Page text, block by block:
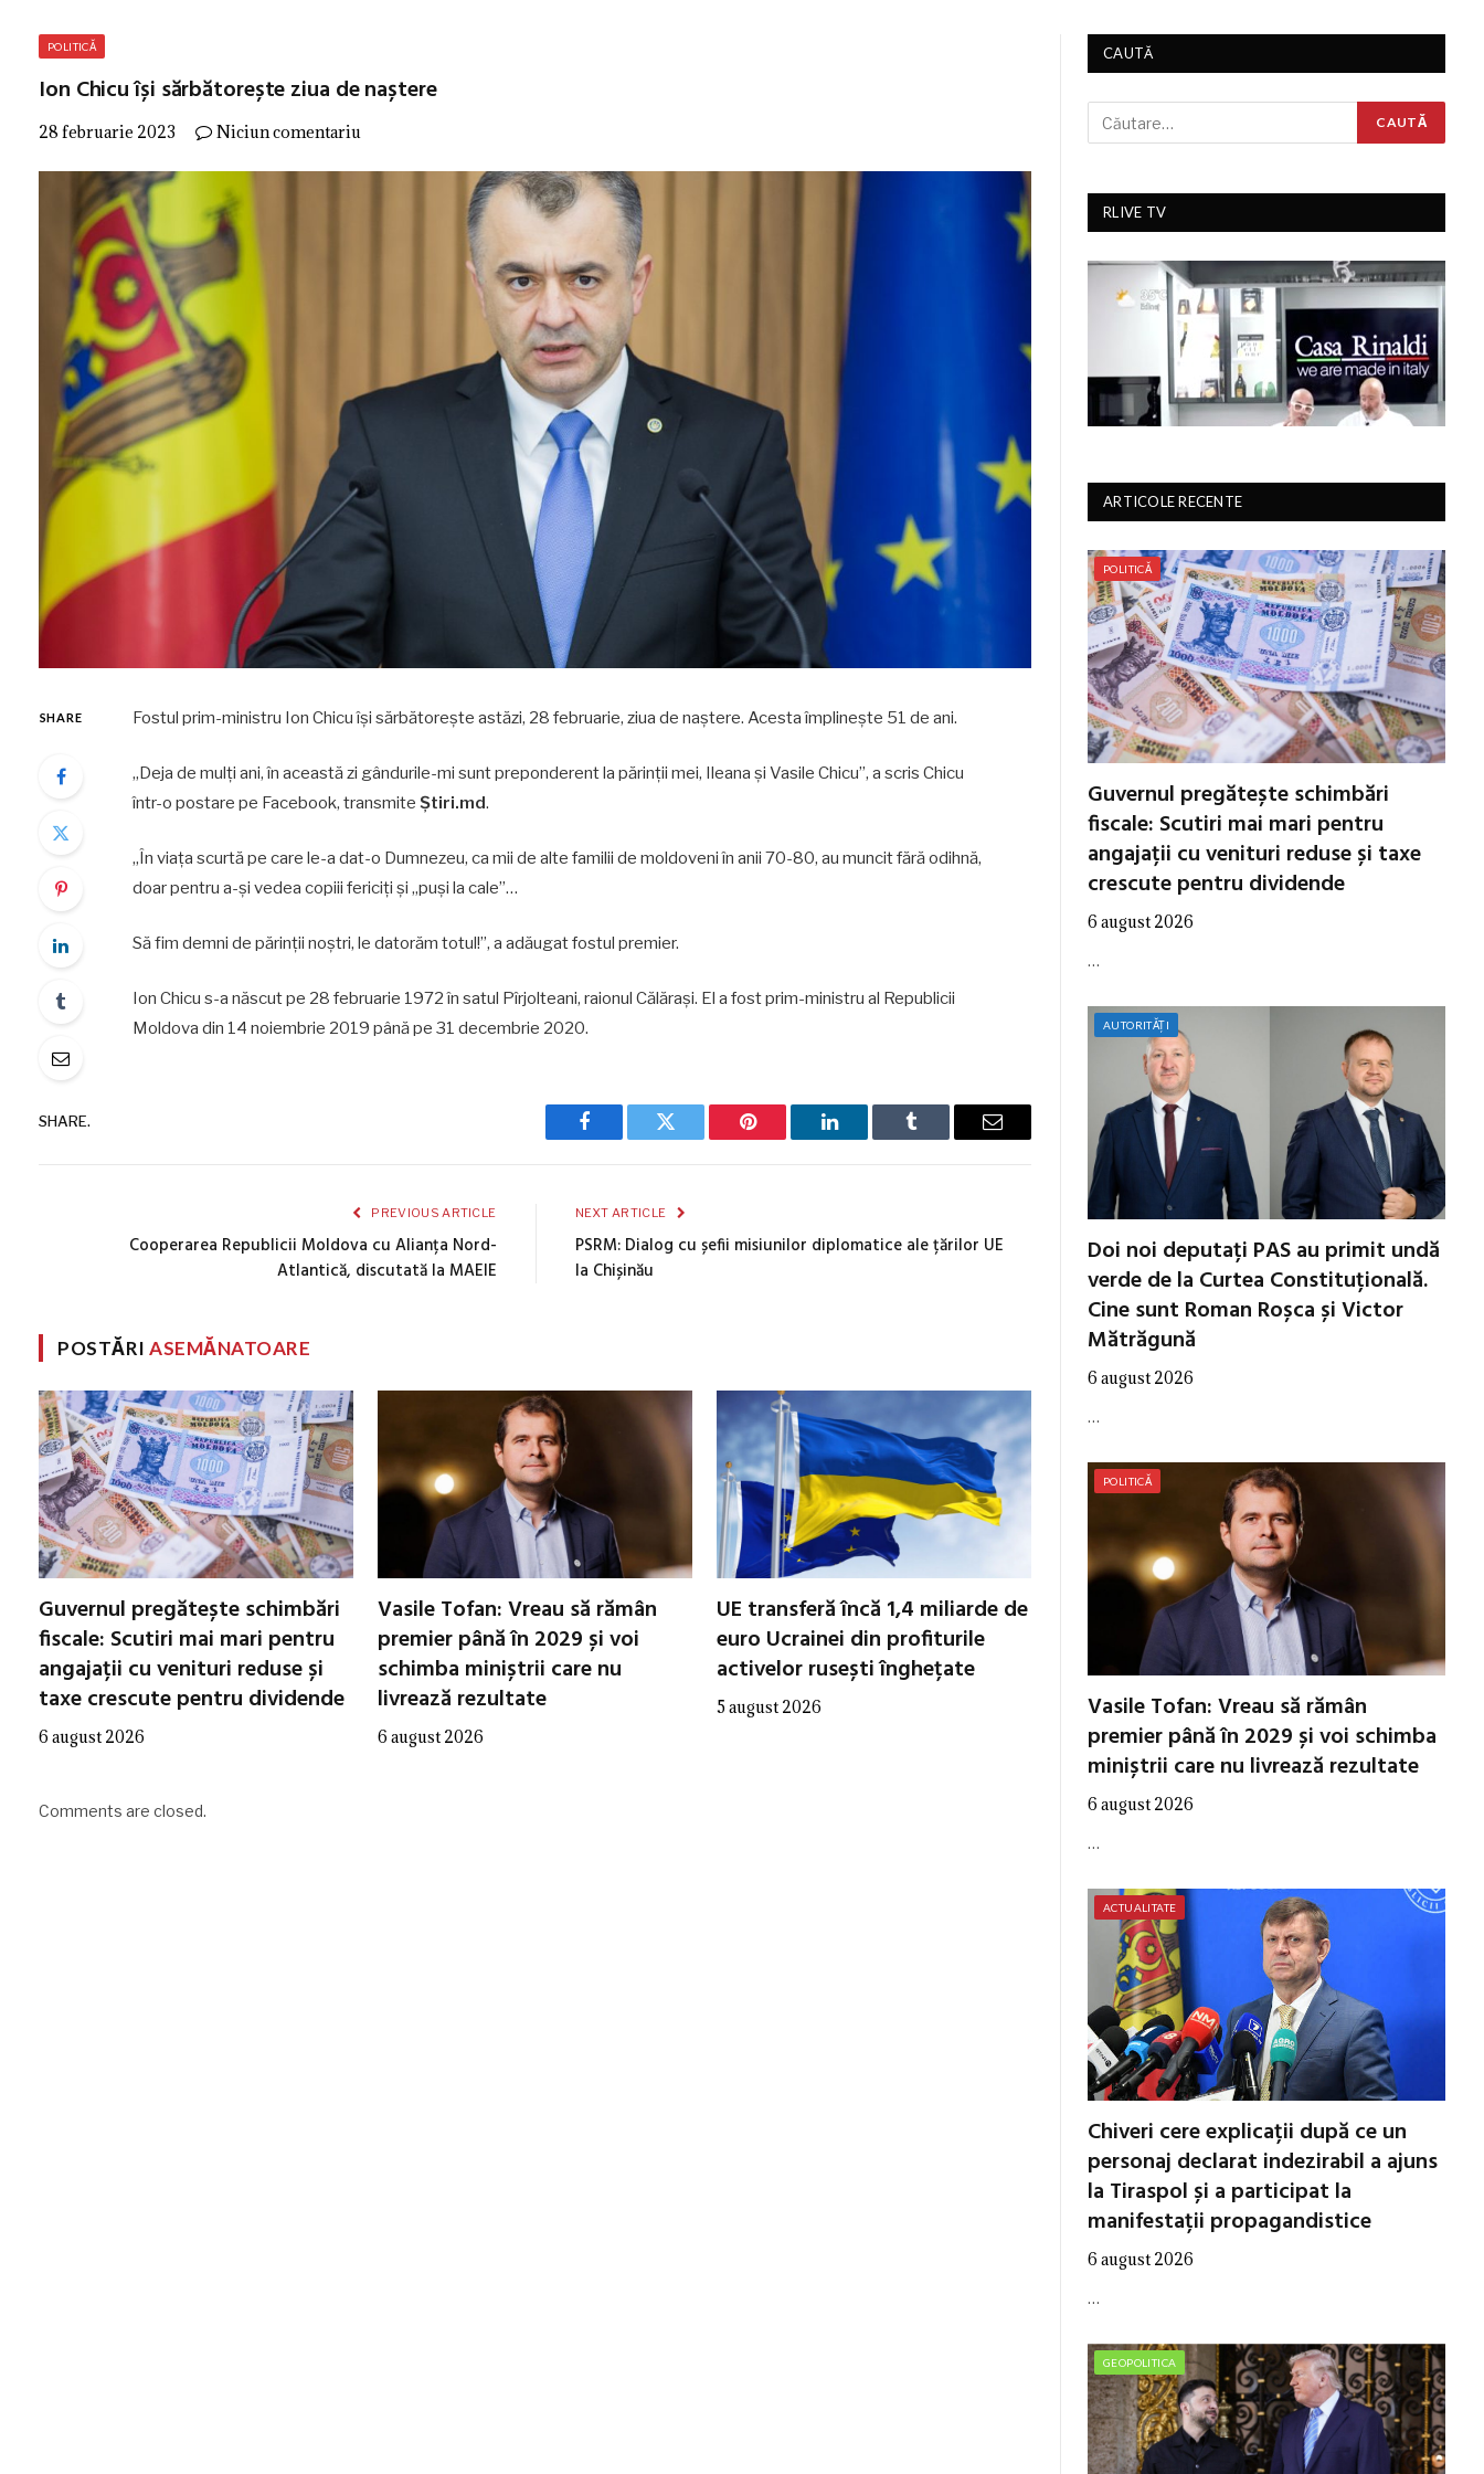
POLITICĂ
Ion Chicu își sărbătorește ziua de naștere
28 februarie 2023 Niciun comentariu
SHARE Fostul prim-ministru Ion Chicu își sărbătorește astăzi, 28 februarie, ziua de naștere. Acesta împlinește 51 de ani.
„Deja de mulți ani, în această zi gândurile-mi sunt preponderent la părinții mei, Ileana și Vasile Chicu”, a scris Chicu
într-o postare pe Facebook, transmite Știri.md.
„În viața scurtă pe care le-a dat-o Dumnezeu, ca mii de alte familii de moldoveni în anii 70-80, au muncit fără odihnă,
doar pentru a-și vedea copiii fericiți și „puși la cale”…
Să fim demni de părinții noștri, le datorăm totul!”, a adăugat fostul premier.
Ion Chicu s-a născut pe 28 februarie 1972 în satul Pîrjolteani, raionul Călărași. El a fost prim-ministru al Republicii
Moldova din 14 noiembrie 2019 până pe 31 decembrie 2020.
SHARE.
Facebook Twitter Pinterest LinkedIn Tumblr Email
PREVIOUS ARTICLE
Cooperarea Republicii Moldova cu Alianța Nord-
Atlantică, discutată la MAEIE
NEXT ARTICLE
PSRM: Dialog cu șefii misiunilor diplomatice ale țărilor UE
la Chișinău
POSTĂRIASEMĂNATOARE
Guvernul pregătește schimbări
fiscale: Scutiri mai mari pentru
angajații cu venituri reduse și
taxe crescute pentru dividende
6 august 2026
Vasile Tofan: Vreau să rămân
premier până în 2029 și voi
schimba miniștrii care nu
livrează rezultate
6 august 2026
UE transferă încă 1,4 miliarde de
euro Ucrainei din profiturile
activelor rusești înghețate
5 august 2026
Comments are closed.
CAUTĂ
RLIVE TV
ARTICOLE RECENTE
POLITICĂ
Guvernul pregătește schimbări
fiscale: Scutiri mai mari pentru
angajații cu venituri reduse și taxe
crescute pentru dividende
6 august 2026
…
AUTORITĂȚI
Doi noi deputați PAS au primit undă
verde de la Curtea Constituțională.
Cine sunt Roman Roșca și Victor
Mătrăgună
6 august 2026
…
POLITICĂ
Vasile Tofan: Vreau să rămân
premier până în 2029 și voi schimba
miniștrii care nu livrează rezultate
6 august 2026
…
ACTUALITATE
Chiveri cere explicații după ce un
personaj declarat indezirabil a ajuns
la Tiraspol și a participat la
manifestații propagandistice
6 august 2026
…
GEOPOLITICA